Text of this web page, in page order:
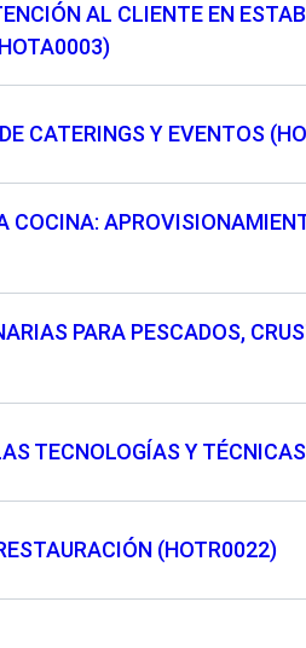
AL CLIENTE EN
CATERINGS Y EVENTOS
COCINA:
PARA PESCADOS,
TECNOLOGÍAS Y
(HOTR0022)